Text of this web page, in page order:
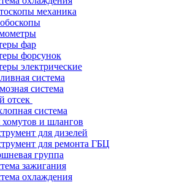
механика
фар
форсунок
электрические
система
система
отсек
система
хомутов и шлангов
для дизелей
для ремонта ГБЦ
группа
зажигания
охлаждения